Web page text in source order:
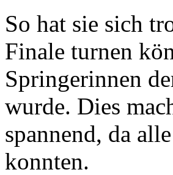
So hat sie sich
Finale turnen
Springerinnen
wurde. Dies
spannend, da
konnten.